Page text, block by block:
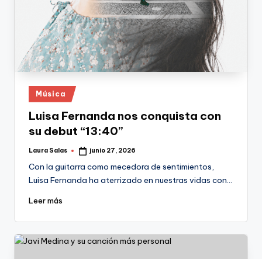
Publicado
en
Música
Luisa Fernanda nos conquista con
su debut “13:40”
Publicado
Laura Salas junio 27, 2026
Con la guitarra como mecedora de sentimientos,
Luisa Fernanda ha aterrizado en nuestras vidas con…
Leer más